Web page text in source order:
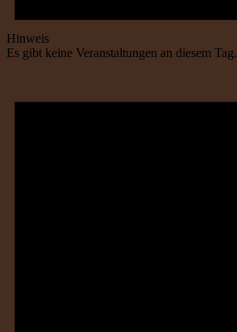
Hinweis
Es gibt keine Veranstaltungen an diesem Tag.